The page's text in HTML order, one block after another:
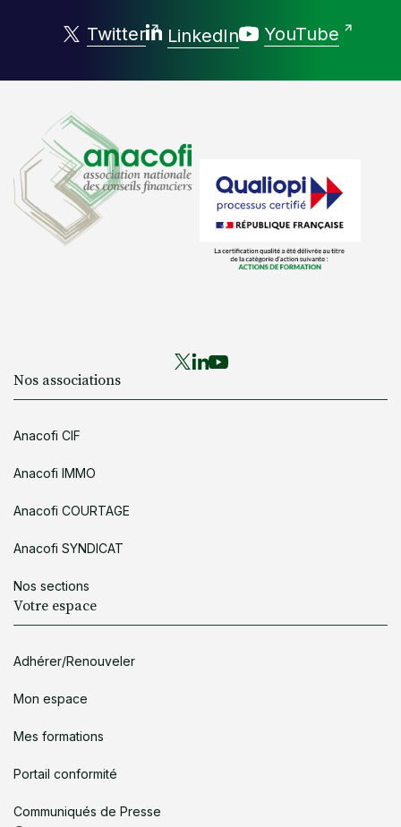
Twitter LinkedIn YouTube
Nos associations
Anacofi CIF
Anacofi IMMO
Anacofi COURTAGE
Anacofi SYNDICAT
Nos sections
Votre espace
Adhérer/Renouveler
Mon espace
Mes formations
Portail conformité
Communiqués de Presse